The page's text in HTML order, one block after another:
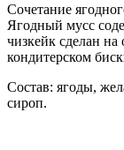
Сочетание
Ягодный мусс
чизкейк сделан
кондитерском
Состав: ягоды,
сироп.